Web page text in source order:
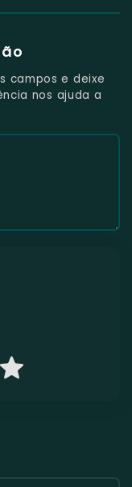
campos e deixe
nos ajuda a